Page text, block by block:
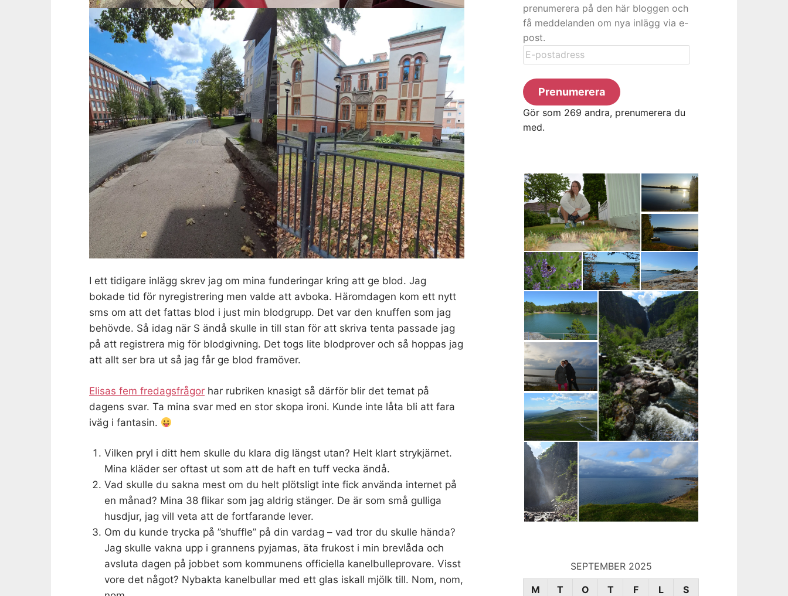
I ett tidigare inlägg skrev jag om mina funderingar kring att ge blod. Jag
bokade tid för nyregistrering men valde att avboka. Häromdagen kom ett nytt
sms om att det fattas blod i just min blodgrupp. Det var den knuffen som jag
behövde. Så idag när S ändå skulle in till stan för att skriva tenta passade jag
på att registrera mig för blodgivning. Det togs lite blodprover och så hoppas jag
att allt ser bra ut så jag får ge blod framöver.
Elisas fem fredagsfrågor har rubriken knasigt så därför blir det temat på
dagens svar. Ta mina svar med en stor skopa ironi. Kunde inte låta bli att fara
iväg i fantasin.
Vilken pryl i ditt hem skulle du klara dig längst utan? Helt klart strykjärnet.
Mina kläder ser oftast ut som att de haft en tuff vecka ändå.
Vad skulle du sakna mest om du helt plötsligt inte fick använda internet på
en månad? Mina 38 flikar som jag aldrig stänger. De är som små gulliga
husdjur, jag vill veta att de fortfarande lever.
Om du kunde trycka på ”shuffle” på din vardag – vad tror du skulle hända?
Jag skulle vakna upp i grannens pyjamas, äta frukost i min brevlåda och
avsluta dagen på jobbet som kommunens officiella kanelbulleprovare. Visst
vore det något? Nybakta kanelbullar med ett glas iskall mjölk till. Nom, nom,
prenumerera på den här bloggen och
få meddelanden om nya inlägg via e-
post.
E-
postadress
Prenumerera
Gör som 269 andra, prenumerera du
med.
SEPTEMBER 2025
M
T O T F L
S